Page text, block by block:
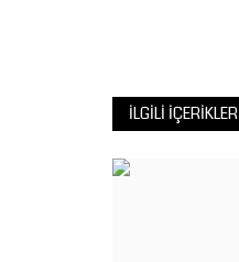
İLGILI İÇERIKLER